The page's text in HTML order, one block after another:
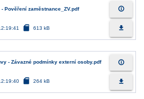
Pověření zaměstnance_ZV.pdf
sd_card 613 kB
info_outline
file_download
- Závazné podmínky externí osoby.pdf
sd_card 264 kB
info_outline
file_download